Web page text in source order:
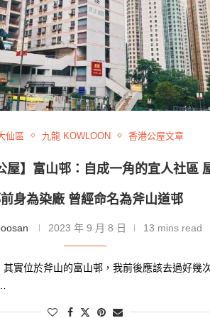
仙區 九龍 KOWLOON 香港公屋文章
屋】富山邨：自成一角的宜人社區
身為染廠 曾經命名為斧山道邨
2023 年 9 月 8 日 13 mins read
其實位於斧山的富山邨，我前後應該去過好幾